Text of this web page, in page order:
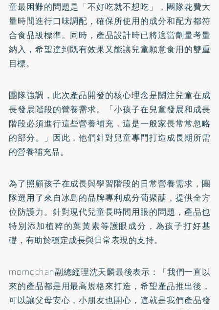
童最困難的問題是「不好吃就不想吃」，團隊花費大
量時間進行口味調配，確保所使用的成分和配方都符
合食品級標準。同時，產品設計時已將適當劑量考量
納入，希望達到既有效果又能讓兒童願意食用的雙重
目標。
團隊強調，此次產品開發的核心理念是關注兒童在成
長發展階段的營養需求。「小孩子在兒童發展和成長
階段必須進行這些營養補充，這是一般家長常常忽略
的部分。」因此，他們針對兒童專門打造成長期所需
的營養補充品。
為了照顧孩子在成長與學習階段的日常營養需求，團
隊選用了來自冰島的品牌專利成分葡聚醣，提供全方
位防護力。針對現代兒童長時間用眼的問題，產品也
特別添加植粹的葉黃素等護眼成分，為孩子打好基
礎，有助於穩定成長與日常表現的支持。
momochan副總經理沈天麟最後表示：「我們一直以
來的產品都是用最高規格來打造，希望產品推出後，
可以讓父母安心，小朋友也開心，這就是我們產品發